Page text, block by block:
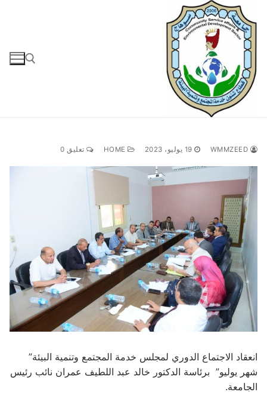
التجاوز
إلى
المحتوى
19 يوليو، 2023 تعليق 0
انعقاد الاجتماع الدوري لمجلس خدمة المجتمع وتنمية البيئة”
شهر يوليو” برئاسة الدكتور خالد عبد اللطيف عمران نائب رئيس
الجامعة.